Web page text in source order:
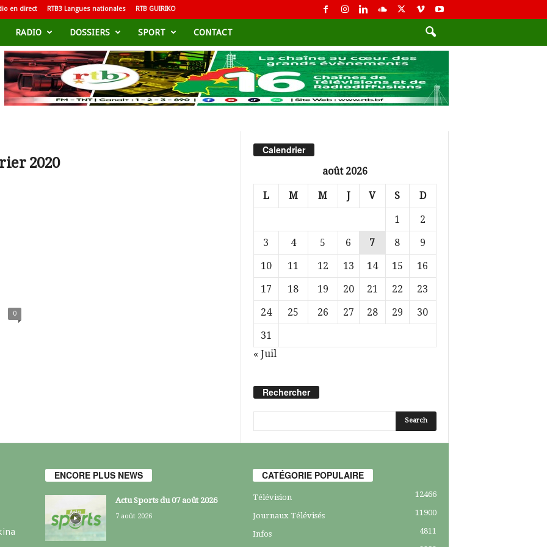
en direct RTB3 Langues nationales RTB GUIRIKO
RADIO DOSSIERS SPORT CONTACT
2020
0
Calendrier
août 2026
L M M J V S D
1
2
3
4 5 6 7 8
9
10
11 12 13 14 15
16
17
18 19 20 21 22
23
24
25 26 27 28 29
30
31
« Juil
Rechercher
ENCORE PLUS NEWS
Actu Sports du 07 août 2026
7 août 2026
CATÉGORIE POPULAIRE
Télévision 12466
Journaux Télévisés 11900
Infos
4811